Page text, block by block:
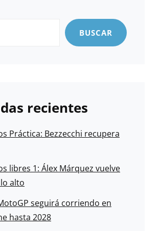
BUSCAR
recientes
Práctica: Bezzecchi recupera
libres 1: Álex Márquez vuelve
alto
seguirá corriendo en
hasta 2028